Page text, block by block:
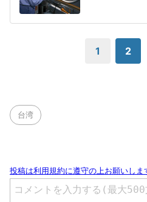
1 2
台湾